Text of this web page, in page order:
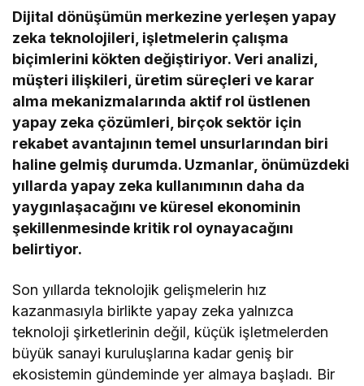
Uzmanlar, bu teknolojinin önümüzdeki yıllarda
daha da yaygınlaşarak…
Dijital dönüşümün merkezine yerleşen yapay
zeka teknolojileri, işletmelerin çalışma
biçimlerini kökten değiştiriyor. Veri analizi,
müşteri ilişkileri, üretim süreçleri ve karar
alma mekanizmalarında aktif rol üstlenen
yapay zeka çözümleri, birçok sektör için
rekabet avantajının temel unsurlarından biri
haline gelmiş durumda. Uzmanlar, önümüzdeki
yıllarda yapay zeka kullanımının daha da
yaygınlaşacağını ve küresel ekonominin
şekillenmesinde kritik rol oynayacağını
belirtiyor.
Son yıllarda teknolojik gelişmelerin hız
kazanmasıyla birlikte yapay zeka yalnızca
teknoloji şirketlerinin değil, küçük işletmelerden
büyük sanayi kuruluşlarına kadar geniş bir
ekosistemin gündeminde yer almaya başladı. Bir